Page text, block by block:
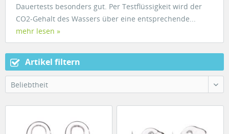
Dauertests besonders gut. Per Testflüssigkeit wird der
CO2-Gehalt des Wassers über eine entsprechende...
mehr lesen »
Artikel filtern
Beliebtheit